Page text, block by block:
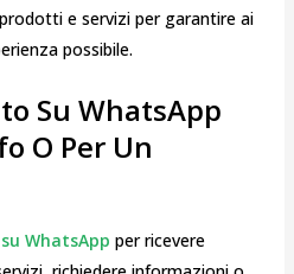
e servizi per garantire ai
possibile.
Su WhatsApp
O Per Un
WhatsApp per ricevere